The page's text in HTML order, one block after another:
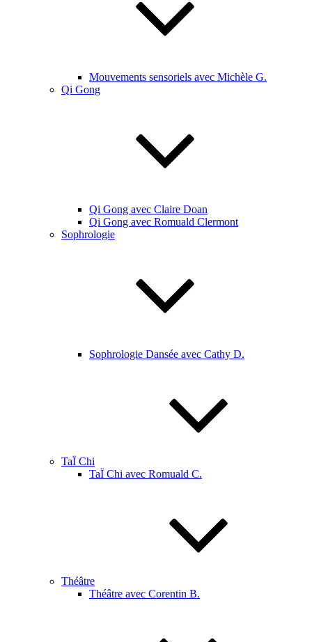
Mouvements sensoriels avec Michèle G.
Qi Gong
Qi Gong avec Claire Doan
Qi Gong avec Romuald Clermont
Sophrologie
Sophrologie Dansée avec Cathy D.
TaÏ Chi
TaÏ Chi avec Romuald C.
Théâtre
Théâtre avec Corentin B.